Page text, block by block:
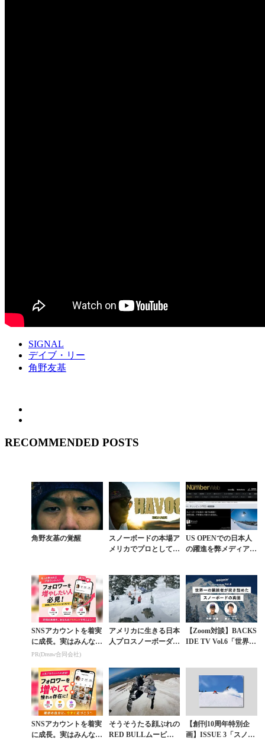
SIGNAL
デイブ・リー
角野友基
RECOMMENDED POSTS
角野友基の覚醒
スノーボードの本場ア
メリカでプロとして生
US OPENでの日本人
の躍進を弊メディア編
SNSアカウントを着実
に成長。実はみんなコ
コ使ってます。
PR(Dreaw合同会社)
アメリカに生きる日本
人プロスノーボーダー
IRLOOM』を観...
【Zoom対談】BACKS
IDE TV Vol.6「世界一
SNSアカウントを着実
に成長。実はみんなコ
そうそうたる顔ぶれの
RED BULLムービー
【創刊10周年特別企
画】ISSUE 3「スノー